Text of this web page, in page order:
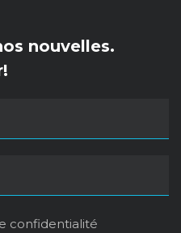
nouvelles.
confidentialité